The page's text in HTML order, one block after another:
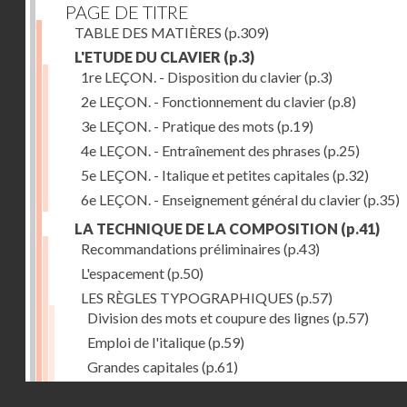
PAGE DE TITRE
TABLE DES MATIÈRES (p.309)
L'ETUDE DU CLAVIER (p.3)
1re LEÇON. - Disposition du clavier(p.3)
2e LEÇON. - Fonctionnement du clavier(p.8)
3e LEÇON. - Pratique des mots (p.19)
4e LEÇON. - Entraînement des phrases (p.25)
5e LEÇON. - Italique et petites capitales (p.32)
6e LEÇON. - Enseignement général du clavier(p.35)
LA TECHNIQUE DE LA COMPOSITION (p.41)
Recommandations préliminaires (p.43)
L'espacement(p.50)
LES RÈGLES TYPOGRAPHIQUES (p.57)
Division des mots et coupure des lignes (p.57)
Emploi de l'italique(p.59)
Grandes capitales (p.61)